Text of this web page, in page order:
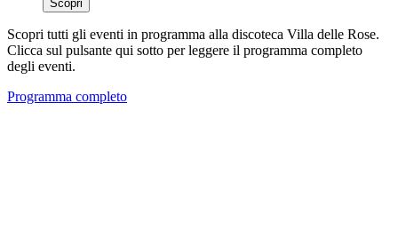
Scopri
Scopri tutti gli eventi in programma alla discoteca Villa delle Rose.
Clicca sul pulsante qui sotto per leggere il programma completo
degli eventi.
Programma completo